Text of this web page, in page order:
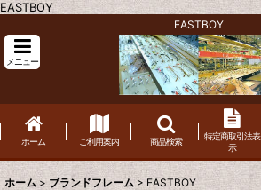
EASTBOY
EASTBOY
メニュー
ホーム ご利用案内 商品検索
特定商取引法表
示
ホーム > ブランドフレーム > EASTBOY